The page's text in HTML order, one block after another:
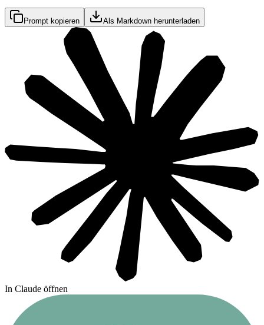
Prompt kopieren Als Markdown herunterladen
In Claude öffnen